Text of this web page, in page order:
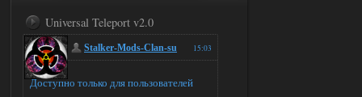
Universal Teleport v2.0
15:03
Stalker-Mods-Clan-su
Доступно только для пользователей